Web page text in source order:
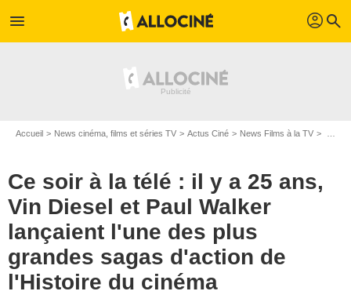
menu profil search
Accueil News cinéma, films et séries TV Actus Ciné News Films à la TV
Ce soir à la télé : il y a 25 ans,
Vin Diesel et Paul Walker
lançaient l'une des plus
grandes sagas d'action de
l'Histoire du cinéma